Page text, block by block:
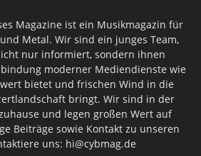
Magazine ist ein Musikmagazin für
Metal. Wir sind ein junges Team,
nur informiert, sondern ihnen
moderner Mediendienste wie
bietet und frischen Wind in die
bringt. Wir sind in der
und legen großen Wert auf
Beiträge sowie Kontakt zu unseren
uns: hi@cybmag.de